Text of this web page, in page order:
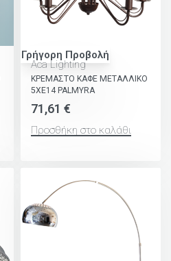
Γρήγορη Προβολή
Aca Lighting
ΚΡΕΜΑΣΤΟ ΚΑΦΕ ΜΕΤΑΛΛΙΚΟ
5ΧΕ14 PALMYRA
71,61 €
Προσθήκη στο καλάθι